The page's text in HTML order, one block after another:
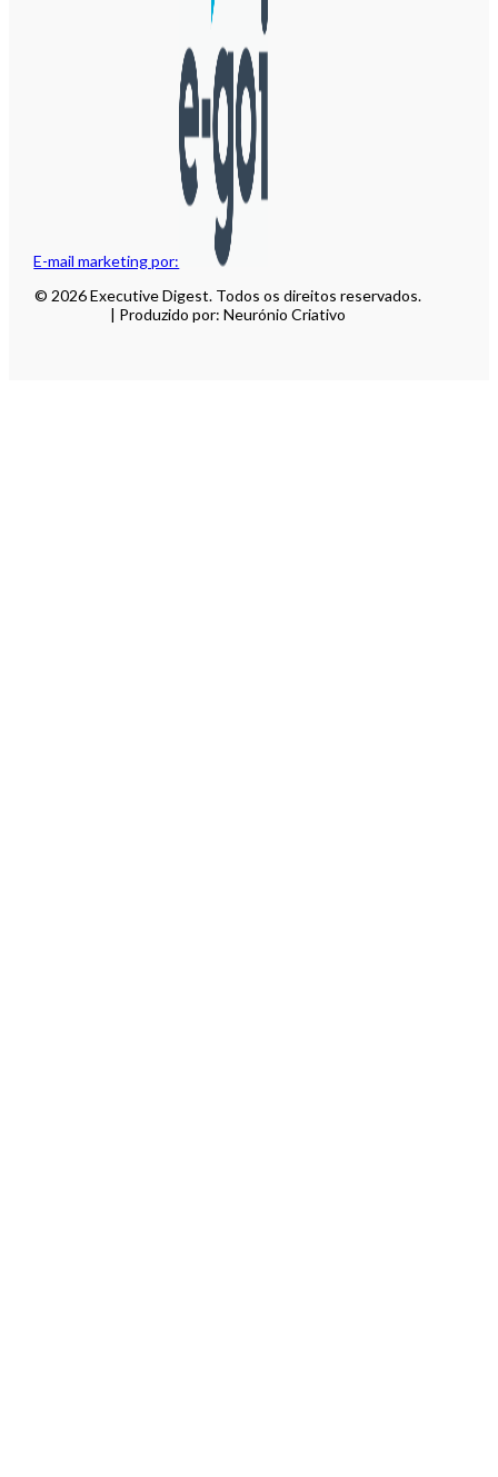
E-mail marketing por:
© 2026 Executive Digest. Todos os direitos reservados.
| Produzido por: Neurónio Criativo